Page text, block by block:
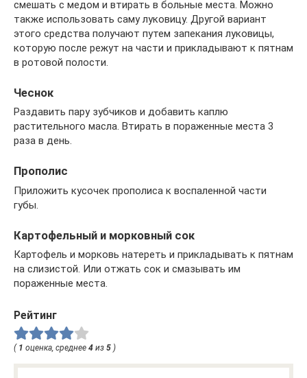
смешать с медом и втирать в больные места. Можно
также использовать саму луковицу. Другой вариант
этого средства получают путем запекания луковицы,
которую после режут на части и прикладывают к пятнам
в ротовой полости.
Чеснок
Раздавить пару зубчиков и добавить каплю
растительного масла. Втирать в пораженные места 3
раза в день.
Прополис
Приложить кусочек прополиса к воспаленной части
губы.
Картофельный и морковный сок
Картофель и морковь натереть и прикладывать к пятнам
на слизистой. Или отжать сок и смазывать им
пораженные места.
Рейтинг
( 1 оценка, среднее 4 из 5 )